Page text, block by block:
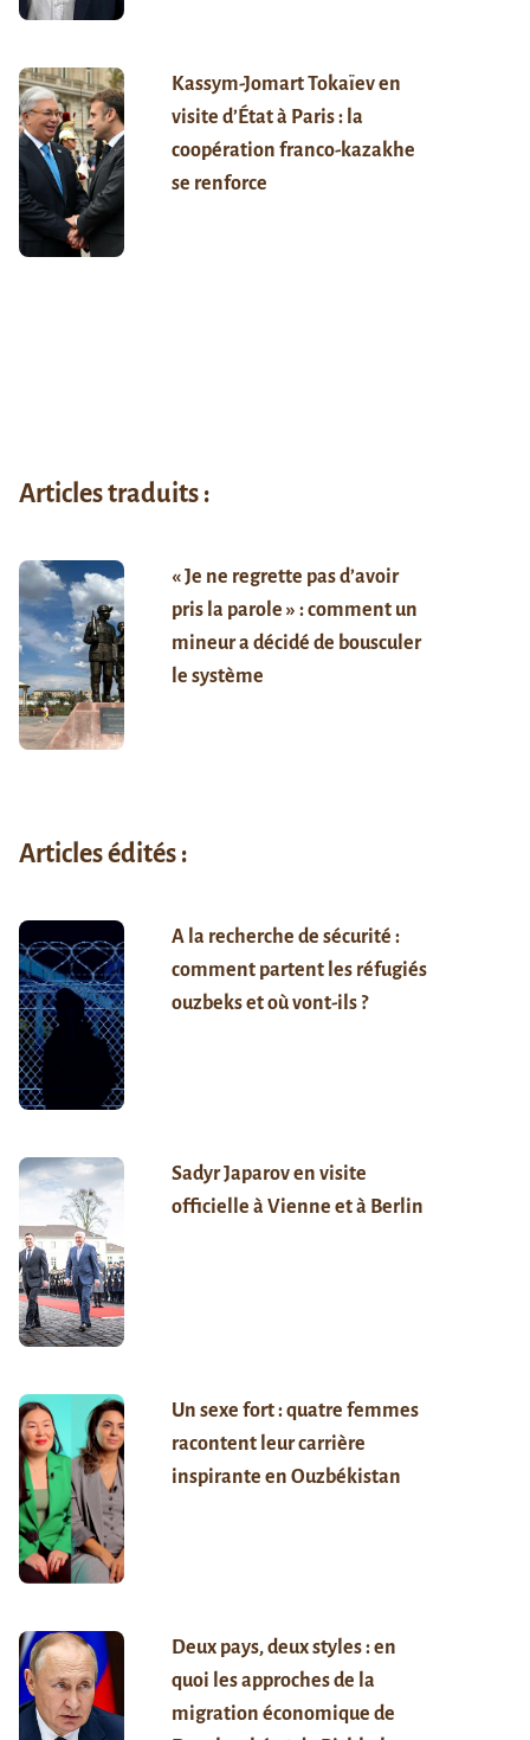
Kassym-Jomart Tokaïev en
visite d’État à Paris : la
coopération franco-kazakhe
se renforce
Articles traduits :
« Je ne regrette pas d’avoir
pris la parole » : comment un
mineur a décidé de bousculer
le système
Articles édités :
A la recherche de sécurité :
comment partent les réfugiés
ouzbeks et où vont-ils ?
Sadyr Japarov en visite
officielle à Vienne et à Berlin
Un sexe fort : quatre femmes
racontent leur carrière
inspirante en Ouzbékistan
Deux pays, deux styles : en
quoi les approches de la
migration économique de